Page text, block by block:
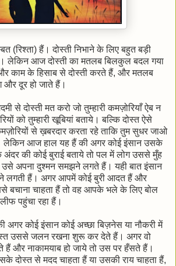
(रिश्ता) हैं। दोस्ती निभाने के लिए बहुत बड़ी
लेकिन आज दोस्ती का मतलब बिलकुल बदल गया
काम के हिसाब से दोस्ती करते हैं, और मतलब
दूर हो जाते हैं।
से दोस्ती मत करो जो तुम्हारी कमज़ोरियाँ ऐब न
को तुम्हारी खूबियां बताये। बल्कि दोस्त ऐसे
से ख़बरदार करता रहे ताकि तुम सुधर जाओ
लेकिन आज हाल यह हैं की अगर कोई इंसान उसके
की कोई बुराई बताये तो पल में लोग उससे मुँह
अपना दुश्मन समझने लगते हैं। यही बात इंसान
लगती हैं। अगर आपमें कोई बुरी आदत हैं और
बचाना चाहता हैं तो वह आपके भले के लिए बोल
पहुंचा रहा हैं।
कोई इंसान कोई अच्छा बिज़नेस या नौकरी में
उससे जलन रखना शुरू कर देते हैं। अगर वो
हैं और नाकामयाब हो जाये तो उस पर हँसते हैं।
दोस्त से मदद चाहता हैं या उसकी राय चाहता हैं,